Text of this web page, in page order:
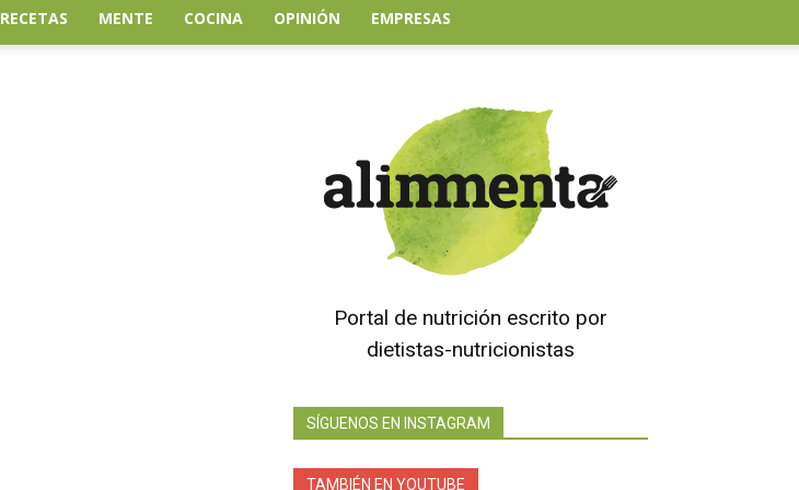
RECETAS MENTE COCINA OPINIÓN EMPRESAS
Portal de nutrición escrito por
dietistas-nutricionistas
SÍGUENOS EN INSTAGRAM
TAMBIÉN EN YOUTUBE